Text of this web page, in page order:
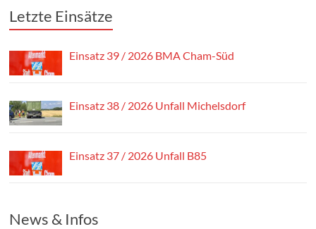
Letzte Einsätze
Einsatz 39 / 2026 BMA Cham-Süd
Einsatz 38 / 2026 Unfall Michelsdorf
Einsatz 37 / 2026 Unfall B85
News & Infos